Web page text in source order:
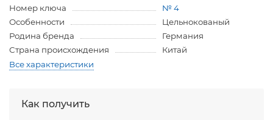
Номер ключа
№ 4
Особенности
Цельнокованый
Родина бренда
Германия
Страна происхождения
Китай
Все характеристики
Как получить